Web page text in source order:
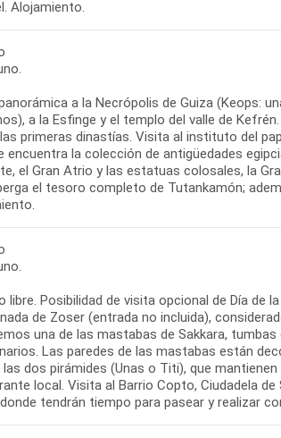
Alojamiento.
a la Necrópolis de Guiza (Keops:
a la Esfinge y el templo del valle de
primeras dinastías. Visita al instituto del
encuentra la colección de antigüedades
el Gran Atrio y las estatuas colosales, la
el tesoro completo de Tutankamón;
libre. Posibilidad de visita opcional de Día de
de Zoser (entrada no incluida),
una de las mastabas de Sakkara,
Las paredes de las mastabas están
las dos pirámides (Unas o Titi), que
local. Visita al Barrio Copto, Ciudadela
donde tendrán tiempo para pasear y realizar